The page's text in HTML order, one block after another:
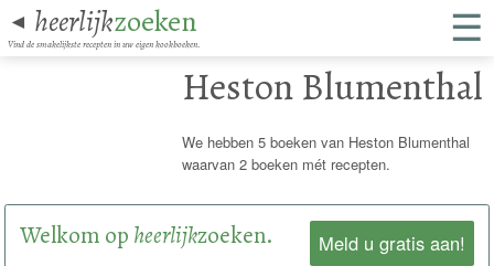
◄ heerlijkzoeken
Vind de smakelijkste recepten in uw eigen kookboeken. ☰
Heston Blumenthal
We hebben 5 boeken van Heston Blumenthal
waarvan 2 boeken mét recepten.
Meld u gratis aan!
Welkom op heerlijkzoeken.